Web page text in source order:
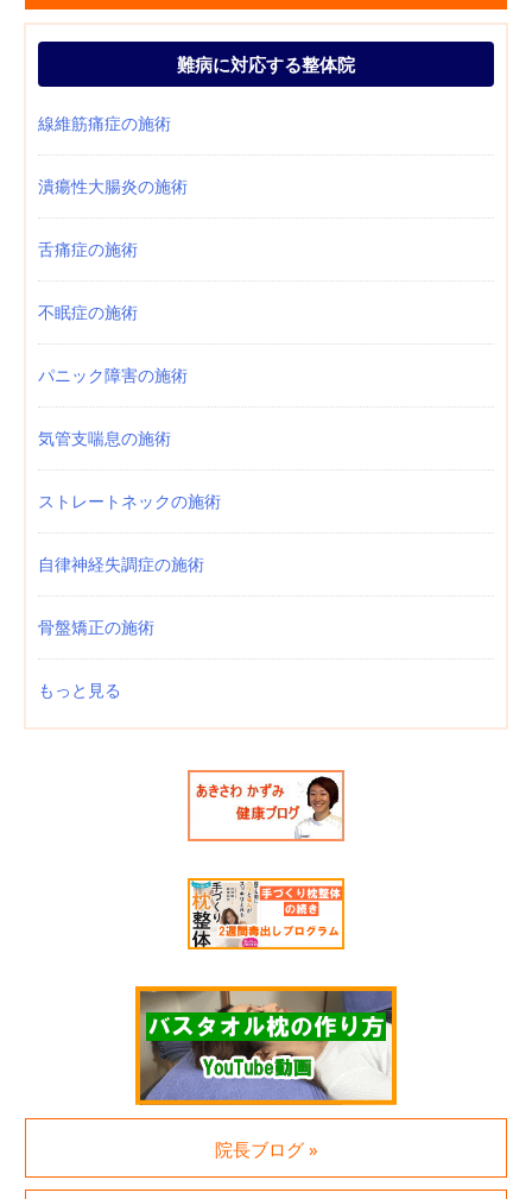
難病に対応する整体院
線維筋痛症の施術
潰瘍性大腸炎の施術
舌痛症の施術
不眠症の施術
パニック障害の施術
気管支喘息の施術
ストレートネックの施術
自律神経失調症の施術
骨盤矯正の施術
もっと見る
院長ブログ »